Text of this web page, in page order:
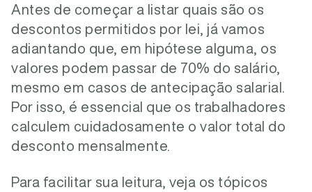
Antes de começar a listar quais são os
descontos permitidos por lei, já vamos
adiantando que, em hipótese alguma, os
valores podem passar de 70% do salário,
mesmo em casos de antecipação salarial.
Por isso, é essencial que os trabalhadores
calculem cuidadosamente o valor total do
desconto mensalmente.
Para facilitar sua leitura, veja os tópicos